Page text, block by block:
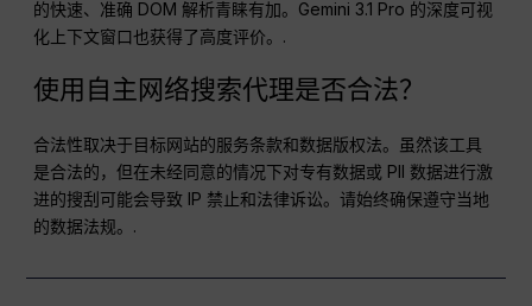
的快速、准确 DOM 解析青睐有加。Gemini 3.1 Pro 的深度可视
化上下文窗口也获得了高度评价。.
使用自主网络搜索代理是否合法？
合法性取决于目标网站的服务条款和数据版权法。虽然该工具
是合法的，但在未经同意的情况下对专有数据或 PII 数据进行激
进的搜刮可能会导致 IP 禁止和法律诉讼。请始终确保遵守当地
的数据法规。.